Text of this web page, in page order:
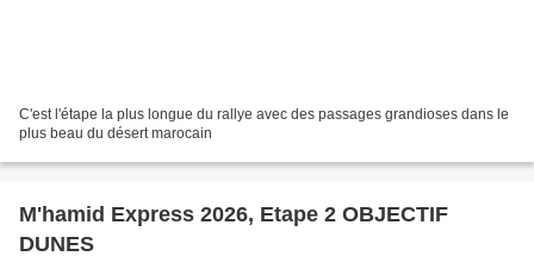
C'est l'étape la plus longue du rallye avec des passages grandioses dans le
plus beau du désert marocain
M'hamid Express 2026, Etape 2 OBJECTIF
DUNES